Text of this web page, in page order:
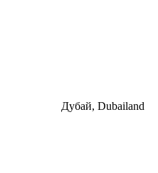
Дубай, Dubailand